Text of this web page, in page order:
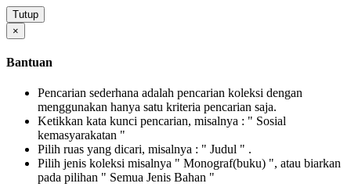
Tutup
×
Bantuan
Pencarian sederhana adalah pencarian koleksi dengan
menggunakan hanya satu kriteria pencarian saja.
Ketikkan kata kunci pencarian, misalnya : " Sosial
kemasyarakatan "
Pilih ruas yang dicari, misalnya : " Judul " .
Pilih jenis koleksi misalnya " Monograf(buku) ", atau biarkan
pada pilihan " Semua Jenis Bahan "